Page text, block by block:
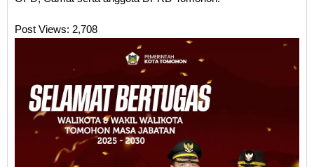
Post Views: 2,708